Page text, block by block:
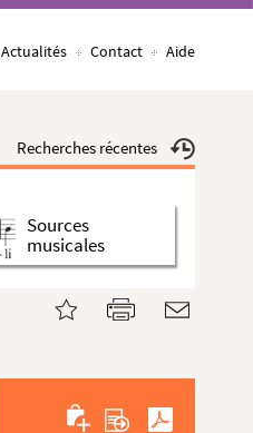
Actualités Contact Aide
Recherches récentes
Sources
musicales